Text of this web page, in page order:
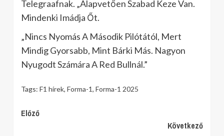
Telegraafnak. „Alapvetően Szabad Keze Van.
Mindenki Imádja Őt.
„Nincs Nyomás A Második Pilótától, Mert
Mindig Gyorsabb, Mint Bárki Más. Nagyon
Nyugodt Számára A Red Bullnál.”
Tags: F1 hírek, Forma-1, Forma-1 2025
Continue
Előző
Következő